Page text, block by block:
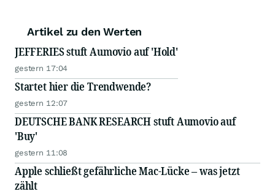
Artikel zu den Werten
JEFFERIES stuft Aumovio auf 'Hold'
gestern 17:04
Startet hier die Trendwende?
gestern 12:07
DEUTSCHE BANK RESEARCH stuft Aumovio auf
'Buy'
gestern 11:08
Apple schließt gefährliche Mac-Lücke – was jetzt
zählt